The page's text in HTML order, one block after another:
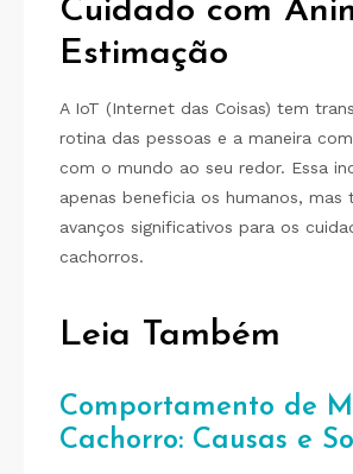
Cuidado com
Estimação
A IoT (Internet das Coisas) tem
rotina das pessoas e a maneira
com o mundo ao seu redor. Essa
apenas beneficia os humanos, mas
avanços significativos para os
cachorros.
Leia Também
Comportamento de
Cachorro: Causas e